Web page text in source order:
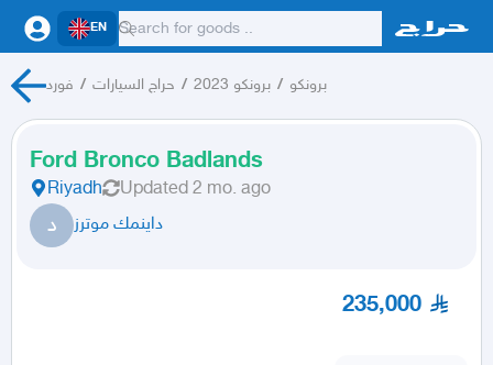
EN
فورد / حراج السيارات / برونكو 2023 / برونكو
Ford Bronco Badlands
Riyadh Updated 2 mo. ago
د داينمك موترز
235,000